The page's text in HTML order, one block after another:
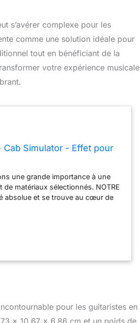
s’avérer complexe pour les
comme une solution idéale pour
tout en bénéficiant de la
votre expérience musicale
Cab Simulator - Effet pour
une grande importance à une
matériaux sélectionnés. NOTRE
absolue et se trouve au cœur de
pour les guitaristes en
x 10,67 x 6,86 cm et un poids de